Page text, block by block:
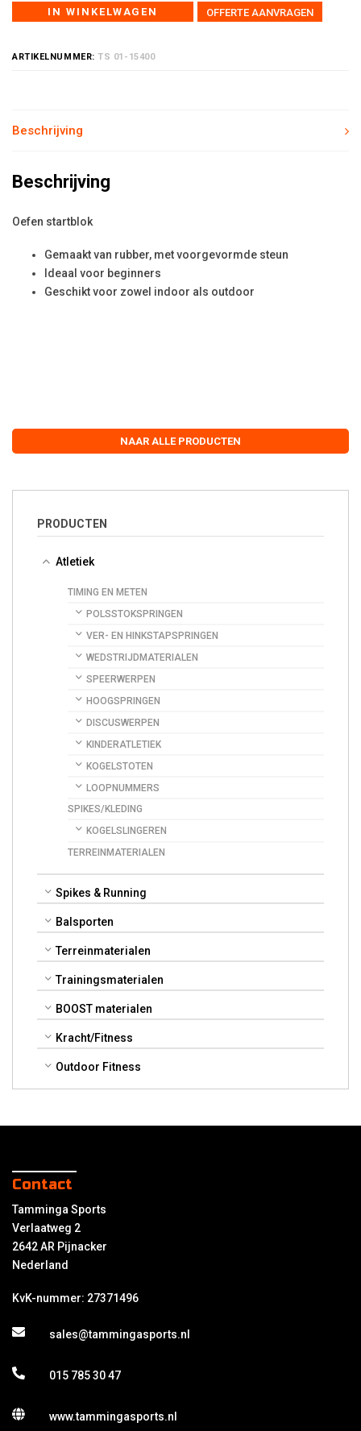
NAAR ALLE PRODUCTEN
PRODUCTEN
Atletiek
TIMING EN METEN
POLSSTOKSPRINGEN
VER- EN HINKSTAPSPRINGEN
WEDSTRIJDMATERIALEN
SPEERWERPEN
HOOGSPRINGEN
DISCUSWERPEN
KINDERATLETIEK
KOGELSTOTEN
LOOPNUMMERS
SPIKES/KLEDING
KOGELSLINGEREN
TERREINMATERIALEN
Spikes & Running
Balsporten
Terreinmaterialen
Trainingsmaterialen
BOOST materialen
Kracht/Fitness
Outdoor Fitness
IN WINKELWAGEN OFFERTE AANVRAGEN
ARTIKELNUMMER:TS 01-15400
Beschrijving
Beschrijving
Oefen startblok
Gemaakt van rubber, met voorgevormde steun
Ideaal voor beginners
Geschikt voor zowel indoor als outdoor
Contact
Tamminga Sports
Verlaatweg 2
2642 AR Pijnacker
Nederland
KvK-nummer: 27371496
sales@tammingasports.nl
015 785 30 47
www.tammingasports.nl